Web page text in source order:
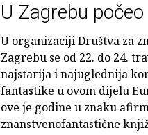
U Zagrebu
U organizaciji Društva za
Zagrebu se od 22. do 24.
najstarija i najuglednija
fantastike u ovom dijelu
ove je godine u znaku
znanstvenofantastične